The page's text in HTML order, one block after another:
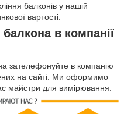
балконів у нашій
вартості.
в компанії
зателефонуйте в компанію
на сайті. Ми оформимо
майстри для вимірювання.